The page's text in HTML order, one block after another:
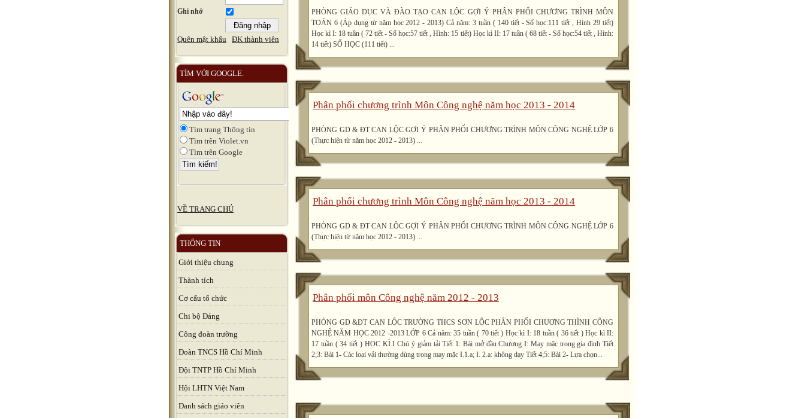
Ghi nhớ
Quên mật khẩu ĐK thành viên
TÌM VỚI GOOGLE.
Tìm trang Thông tin
Tìm trên Violet.vn
Tìm trên Google
VỀ TRANG CHỦ
THÔNG TIN
Giới thiệu chung
Thành tích
Cơ cấu tổ chức
Chi bộ Đảng
Công đoàn trường
Đoàn TNCS Hồ Chí Minh
Đội TNTP Hồ Chí Minh
Hội LHTN Việt Nam
Danh sách giáo viên
PHÒNG GIÁO DỤC VÀ ĐÀO TẠO CAN LỘC GỢI Ý PHÂN PHỐI CHƯƠNG TRÌNH MÔN
TOÁN 6 (Áp dụng từ năm học 2012 - 2013) Cả năm: 3 tuần ( 140 tiết - Số học:111 tiết , Hình 29 tiết)
Học kì I: 18 tuần ( 72 tiết - Số học:57 tiết , Hình: 15 tiết) Học kì II: 17 tuần ( 68 tiết - Số học:54 tiết , Hình:
14 tiết) SỐ HỌC (111 tiết) ...
Phân phối chương trình Môn Công nghệ năm học 2013 - 2014
PHÒNG GD & ĐT CAN LỘC GỢI Ý PHÂN PHỐI CHƯƠNG TRÌNH MÔN CÔNG NGHỆ LỚP 6
(Thực hiện từ năm học 2012 - 2013) ...
Phân phối chương trình Môn Công nghệ năm học 2013 - 2014
PHÒNG GD & ĐT CAN LỘC GỢI Ý PHÂN PHỐI CHƯƠNG TRÌNH MÔN CÔNG NGHỆ LỚP 6
(Thực hiện từ năm học 2012 - 2013) ...
Phân phối môn Công nghệ năm 2012 - 2013
PHÒNG GD &ĐT CAN LỘC TRƯỜNG THCS SƠN LỘC PHÂN PHỐI CHƯƠNG THÌNH CÔNG
NGHỆ NĂM HỌC 2012 -2013 LỚP 6 Cả năm: 35 tuần ( 70 tiết ) Học kì I: 18 tuần ( 36 tiết ) Học kì II:
17 tuần ( 34 tiết ) HỌC KÌ I Chú ý giảm tải Tiết 1: Bài mở đầu Chương I: May mặc trong gia đình Tiết
2;3: Bài 1- Các loại vải thường dùng trong may mặc I.1.a; I. 2.a: không dạy Tiết 4;5: Bài 2- Lựa chọn...